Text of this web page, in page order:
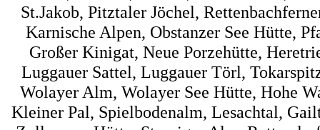
St.Jakob, Pitztaler Jöchel,
Karnische Alpen, Obstanzer See Hütte,
Großer Kinigat, Neue Porzehütte,
Luggauer Sattel, Luggauer Törl,
Wolayer Alm, Wolayer See Hütte, Hohe
Kleiner Pal, Spielbodenalm, Lesachtal,